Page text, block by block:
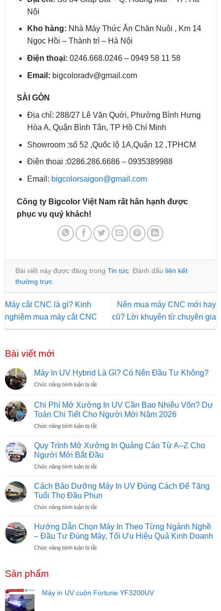
Nội
Kho hàng: Nhà Máy Thức Ăn Chăn Nuôi , Km 14
Ngọc Hồi – Thành trì – Hà Nội
Điện thoại: 0246.668.0246 – 0949 58 11 58
Email: bigcoloradv@gmail.com
SÀI GÒN
Địa chỉ: 288/27 Lê Văn Quới, Phường Bình Hưng
Hòa A, Quận Bình Tân, TP Hồ Chí Minh
Showroom :số 52 ,Quốc lộ 1A,Quận 12 ,TPHCM
Điện thoại :0286.286.6686 – 0935389988
Email: bigcolorsaigon@gmail.com
Công ty Bigcolor Việt Nam rất hân hạnh được
phục vụ quý khách!
Bài viết này được đăng trong Tin tức . Đánh dấu liên kết
thường trực
Máy cắt CNC là gì? Kinh
nghiệm mua máy cắt CNC
Nên mua máy CNC mới hay
cũ? Lời khuyên từ chuyên gia
Bài viết mới
Máy In UV Hybrid Là Gì? Có Nên Đầu Tư Không?
Chức năng bình luận bị tắtở
UV
Hybrid
Là
Có
Nên
Tư
Chi Phí Mở Xưởng In UV Cần Bao Nhiêu Vốn? Dự
Toán Chi Tiết Cho Người Mới Năm 2026
Chức năng bình luận bị tắtở
Phí
Mở
Xưởng
In
Cần
Bao
Vốn?
Toán
Chi
Quy Trình Mở Xưởng In Quảng Cáo Từ A–Z Cho
Người Mới Bắt Đầu
Chức năng bình luận bị tắtở
Trình
Xưởng
In
Cáo
Từ
A–
Z
Đầu
Cách Bảo Dưỡng Máy In UV Đúng Cách Để Tăng
Tuổi Thọ Đầu Phun
Chức năng bình luận bị tắtở
Bảo
Dưỡng
Máy
In
Tăng
Hướng Dẫn Chọn Máy In Theo Từng Ngành Nghề
– Đầu Tư Đúng Máy, Tối Ưu Hiệu Quả Kinh Doanh
Chức năng bình luận bị tắtở
In
Sản phẩm
Máy in UV cuộn Fortune YF3200UV